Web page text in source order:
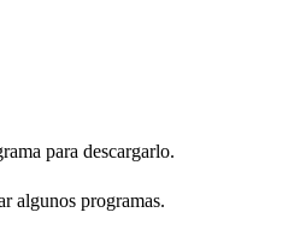
para descargarlo.
algunos programas.